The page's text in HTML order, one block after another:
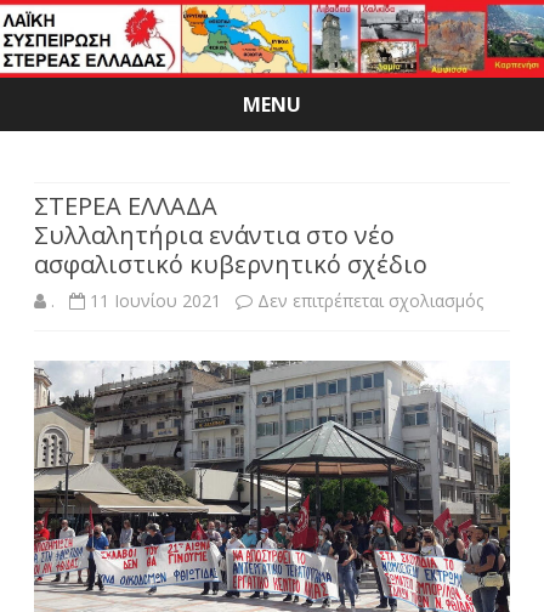
MENU
Skip
ΣΤΕΡΕΑ ΕΛΛΑΔΑ
Συλλαλητήρια ενάντια στο νέο
ασφαλιστικό κυβερνητικό σχέδιο
. 11 Ιουνίου 2021 Δεν επιτρέπεται σχολιασμόςστο
ενάντια
στο
νέο